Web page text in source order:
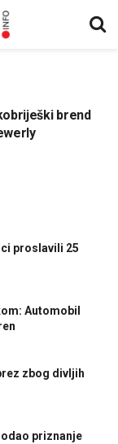
brend
proslavili 25
Automobil
zbog divljih
priznanje